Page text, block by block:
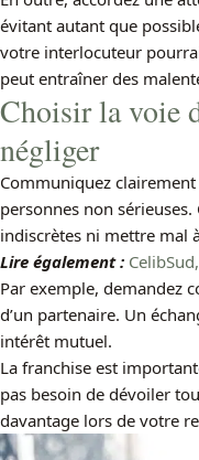
évitant autant que
votre interlocuteur
peut entraîner des
Choisir la voie
négliger
Communiquez
personnes non
indiscrètes ni mettre mal à
Lire également :
Par exemple, demandez
d’un partenaire. Un
intérêt mutuel.
La franchise est
pas besoin de dévoiler
davantage lors de votre